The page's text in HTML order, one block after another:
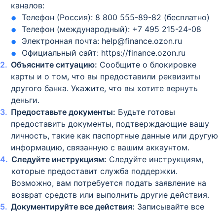
каналов:
Телефон (Россия): 8 800 555-89-82 (бесплатно)
Телефон (международный): +7 495 215-24-08
Электронная почта: help@finance.ozon.ru
Официальный сайт: https://finance.ozon.ru
Объясните ситуацию: Сообщите о блокировке
карты и о том, что вы предоставили реквизиты
другого банка. Укажите, что вы хотите вернуть
деньги.
Предоставьте документы: Будьте готовы
предоставить документы, подтверждающие вашу
личность, такие как паспортные данные или другую
информацию, связанную с вашим аккаунтом.
Следуйте инструкциям: Следуйте инструкциям,
которые предоставит служба поддержки.
Возможно, вам потребуется подать заявление на
возврат средств или выполнить другие действия.
Документируйте все действия: Записывайте все